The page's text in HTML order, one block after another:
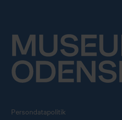
Persondatapolitik